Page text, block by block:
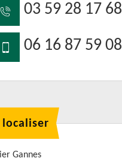
03 59 28 17 68
06 16 87 59 08
localiser
Gannes